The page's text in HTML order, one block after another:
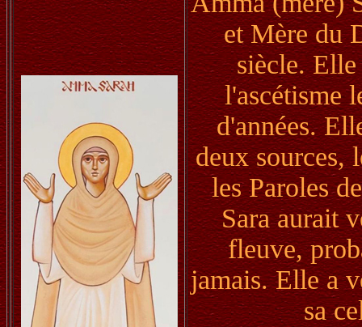
et Mère du
siècle.
l'ascétisme
d'années.
deux sources,
les Paroles
Sara aurait
fleuve,
jamais. Elle a
sa